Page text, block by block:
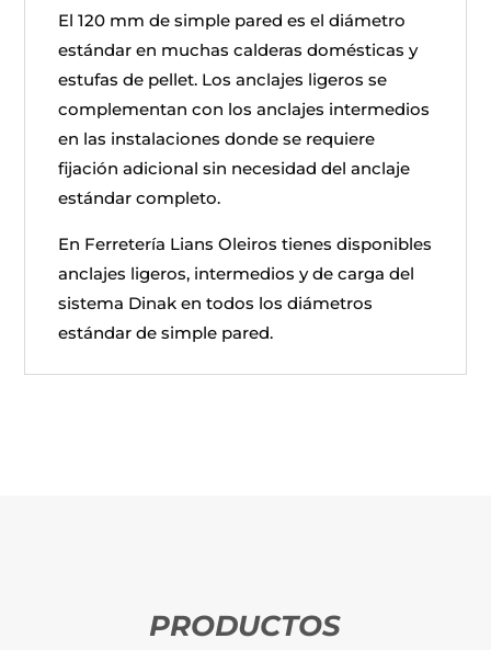
El 120 mm de simple pared es el diámetro
estándar en muchas calderas domésticas y
estufas de pellet. Los anclajes ligeros se
complementan con los anclajes intermedios
en las instalaciones donde se requiere
fijación adicional sin necesidad del anclaje
estándar completo.
En Ferretería Lians Oleiros tienes disponibles
anclajes ligeros, intermedios y de carga del
sistema Dinak en todos los diámetros
estándar de simple pared.
PRODUCTOS